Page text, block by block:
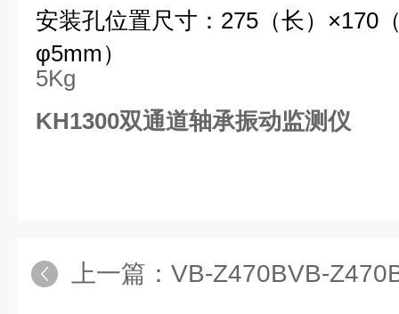
安装孔位置尺寸：275（长）×170
φ5mm）
5Kg
KH1300双通道轴承振动监测仪
上一篇： VB-Z470BVB-